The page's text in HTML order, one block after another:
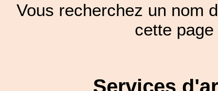
Vous recherchez un nom
cette
Services